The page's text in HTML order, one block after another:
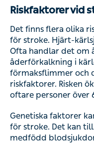
Riskfaktorer vid
Det finns flera olika
för stroke. Hjärt-
Ofta handlar det
åderförkalkning i
förmaksflimmer och
riskfaktorer. Risken
oftare personer över
Genetiska faktorer
för stroke. Det kan
medfödd